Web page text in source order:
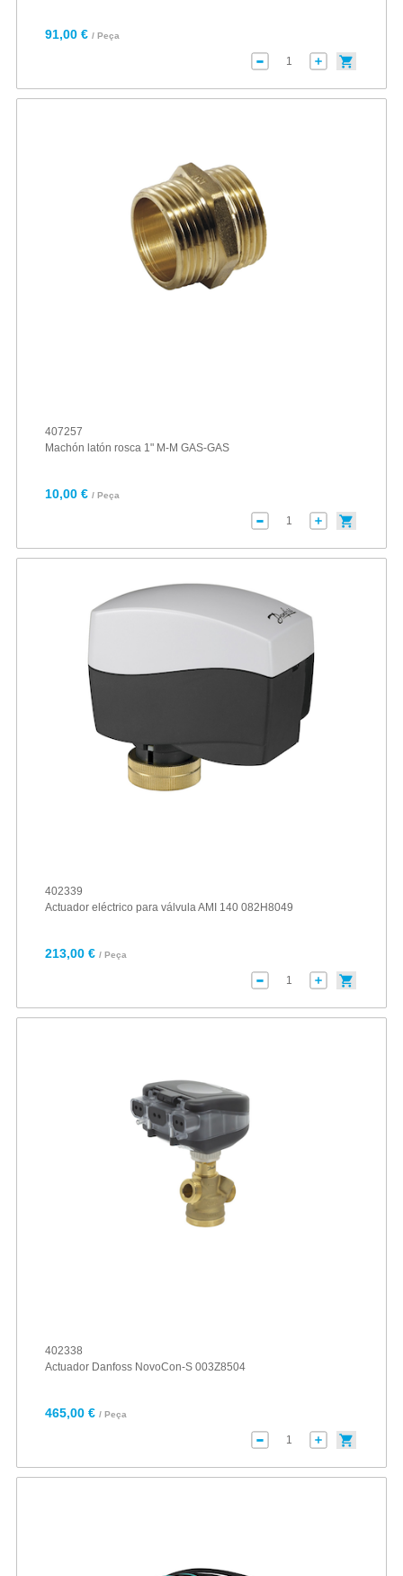
91,00 € / Peça
407257
Machón latón rosca 1" M-M GAS-GAS
10,00 € / Peça
402339
Actuador eléctrico para válvula AMI 140 082H8049
213,00 € / Peça
402338
Actuador Danfoss NovoCon-S 003Z8504
465,00 € / Peça